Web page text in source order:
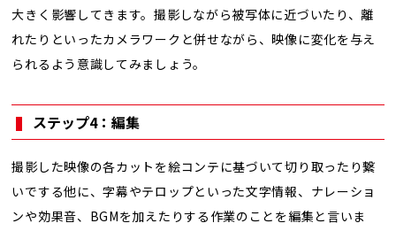
大きく影響してきます。撮影しながら被写体に近づいたり、離
れたりといったカメラワークと併せながら、映像に変化を与え
られるよう意識してみましょう。
ステップ4：編集
撮影した映像の各カットを絵コンテに基づいて切り取ったり繋
いでする他に、字幕やテロップといった文字情報、ナレーショ
ンや効果音、BGMを加えたりする作業のことを編集と言いま